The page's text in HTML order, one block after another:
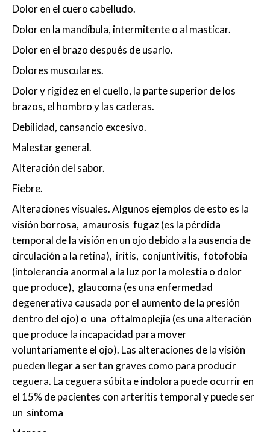
Dolor en el cuero cabelludo.
Dolor en la mandíbula, intermitente o al masticar.
Dolor en el brazo después de usarlo.
Dolores musculares.
Dolor y rigidez en el cuello, la parte superior de los
brazos, el hombro y las caderas.
Debilidad, cansancio excesivo.
Malestar general.
Alteración del sabor.
Fiebre.
Alteraciones visuales. Algunos ejemplos de esto es la
visión borrosa, amaurosis fugaz (es la pérdida
temporal de la visión en un ojo debido a la ausencia de
circulación a la retina), iritis, conjuntivitis, fotofobia
(intolerancia anormal a la luz por la molestia o dolor
que produce), glaucoma (es una enfermedad
degenerativa causada por el aumento de la presión
dentro del ojo) o una oftalmoplejía (es una alteración
que produce la incapacidad para mover
voluntariamente el ojo). Las alteraciones de la visión
pueden llegar a ser tan graves como para producir
ceguera. La ceguera súbita e indolora puede ocurrir en
el 15% de pacientes con arteritis temporal y puede ser
un síntoma